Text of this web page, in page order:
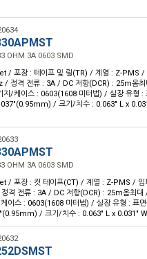
OHM 3A 0603 SMD
/ 포장 : 테이프 및 릴(TR) / 계열 : Z-PMS /
/ 정격 전류 : 3A / DC 저항(DCR) : 25m옴최
지/케이스 : 0603(1608 미터법) / 실장 유형
/ 크기/치수 : 0.063" L x
OHM 3A 0603 SMD
/ 포장 : 컷 테이프(CT) / 계열 : Z-PMS / 임
격 전류 : 3A / DC 저항(DCR) : 25m옴최대
이스 : 0603(1608 미터법) / 실장 유형 : 표
/ 크기/치수 : 0.063" L x 0.031"